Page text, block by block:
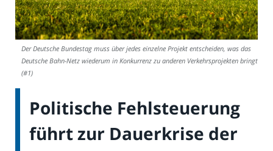
Der Deutsche Bundestag muss über jedes einzelne Projekt entscheiden, was das
Deutsche Bahn-Netz wiederum in Konkurrenz zu anderen Verkehrsprojekten bringt.
(#1)
Politische Fehlsteuerung
führt zur Dauerkrise der